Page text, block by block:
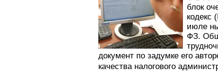
блок
кодекс
июле
ФЗ.
документ по задумке его
качества налогового